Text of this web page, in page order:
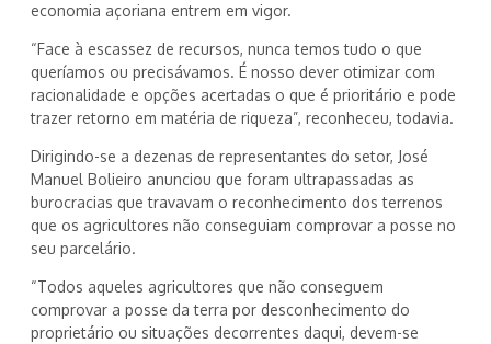
economia açoriana entrem em vigor.
“Face à escassez de recursos, nunca temos tudo o que
queríamos ou precisávamos. É nosso dever otimizar com
racionalidade e opções acertadas o que é prioritário e pode
trazer retorno em matéria de riqueza”, reconheceu, todavia.
Dirigindo-se a dezenas de representantes do setor, José
Manuel Bolieiro anunciou que foram ultrapassadas as
burocracias que travavam o reconhecimento dos terrenos
que os agricultores não conseguiam comprovar a posse no
seu parcelário.
“Todos aqueles agricultores que não conseguem
comprovar a posse da terra por desconhecimento do
proprietário ou situações decorrentes daqui, devem-se